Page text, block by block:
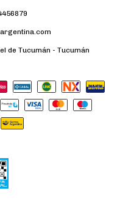
de Tucumán - Tucumán